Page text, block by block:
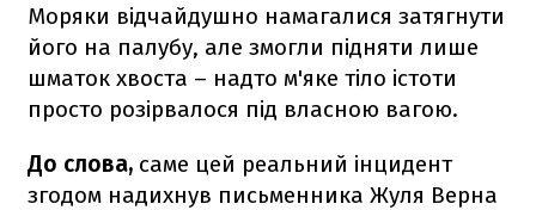
Моряки відчайдушно намагалися затягнути
його на палубу, але змогли підняти лише
шматок хвоста – надто м'яке тіло істоти
просто розірвалося під власною вагою.
До слова, саме цей реальний інцидент
згодом надихнув письменника Жуля Верна